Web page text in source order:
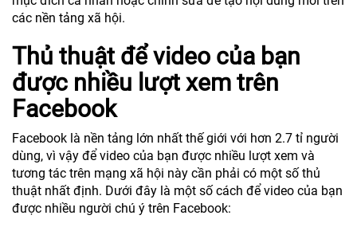
các nền tảng xã hội.
Thủ thuật để video của bạn
được nhiều lượt xem trên
Facebook
Facebook là nền tảng lớn nhất thế giới với hơn 2.7 tỉ người
dùng, vì vậy để video của bạn được nhiều lượt xem và
tương tác trên mạng xã hội này cần phải có một số thủ
thuật nhất định. Dưới đây là một số cách để video của bạn
được nhiều người chú ý trên Facebook: